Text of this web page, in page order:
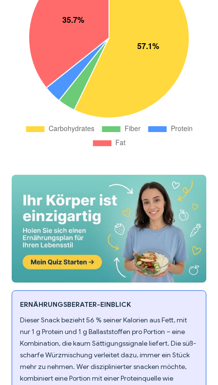
ERNÄHRUNGSBERATER-EINBLICK
Dieser Snack bezieht 56 % seiner Kalorien aus Fett, mit
nur 1 g Protein und 1 g Ballaststoffen pro Portion – eine
Kombination, die kaum Sättigungssignale liefert. Die süß-
scharfe Würzmischung verleitet dazu, immer ein Stück
mehr zu nehmen. Wer disziplinierter snacken möchte,
kombiniert eine Portion mit einer Proteinquelle wie